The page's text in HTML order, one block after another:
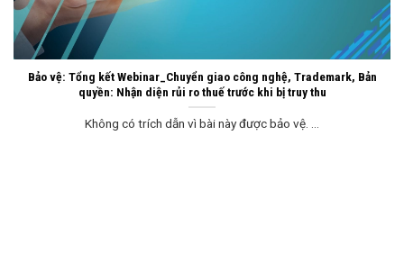
Bảo vệ: Tổng kết Webinar_Chuyển giao công nghệ, Trademark, Bản
quyền: Nhận diện rủi ro thuế trước khi bị truy thu
Không có trích dẫn vì bài này được bảo vệ. ...